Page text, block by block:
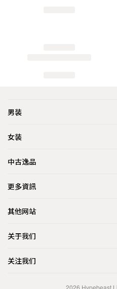
男装
女装
中古逸品
更多資訊
其他网站
关于我们
关注我们
2026 Hypebeast